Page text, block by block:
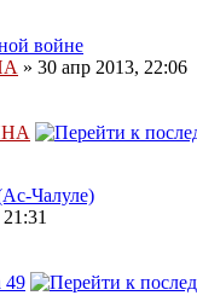
войне
» 30 апр 2013, 22:06
Чалуле)
49